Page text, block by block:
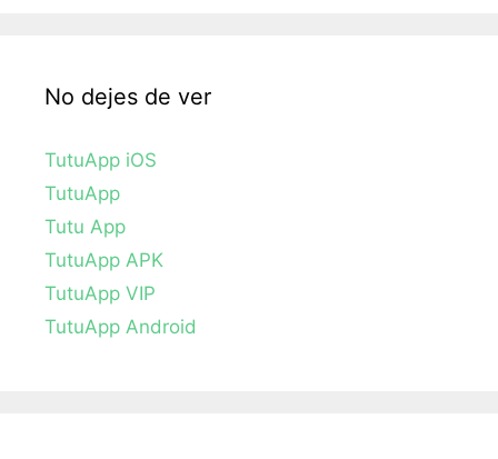
No dejes de ver
TutuApp iOS
TutuApp
Tutu App
TutuApp APK
TutuApp VIP
TutuApp Android